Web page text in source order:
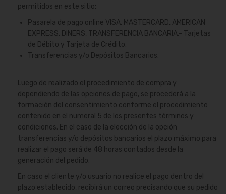
permitidos en este sitio:
Pasarela de pago online VISA, MASTERCARD, AMERICAN
EXPRESS, DINERS, TRANSFERENCIA BANCARIA.- Tarjetas
de Débito y Tarjeta de Crédito.
Transferencias y/o Depósitos Bancarios.
Luego de realizado el procedimiento de compra y
dependiendo de las opciones de pago, se procederá a la
formación del consentimiento conforme el procedimiento
contenido en el numeral 5 de los presentes términos y
condiciones. En el caso de la elección de la opción
transferencias y/o depósitos bancarios el plazo máximo para
realizar el pago será de 48 horas contados desde la
generación del pedido.
En caso el cliente y/o usuario no realice el pago dentro del
plazo establecido, recibirá un correo precisando que su pedido